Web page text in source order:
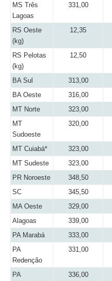
MS Três
Lagoas
331,00
RS Oeste
(kg)
12,35
RS Pelotas
(kg)
12,50
BA Sul 313,00
BA Oeste
316,00
MT Norte
323,00
MT
Sudoeste
320,00
MT Cuiabá* 323,00
MT Sudeste
323,00
PR Noroeste
348,50
SC
345,50
MA Oeste
329,00
Alagoas
339,00
PA Marabá
333,00
PA
Redenção
331,00
PA
336,00